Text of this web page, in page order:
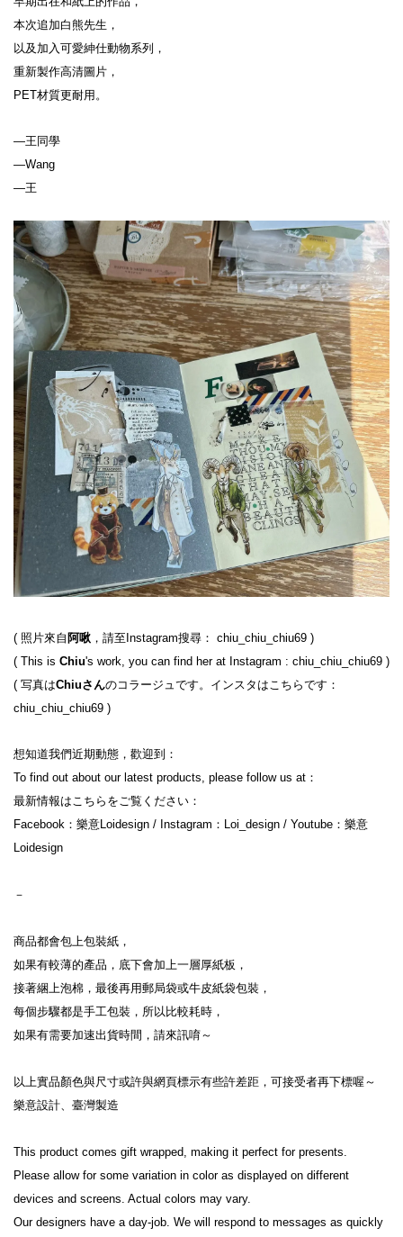
本次追加白熊先生，
以及加入可愛紳仕動物系列，
重新製作高清圖片，
PET材質更耐用。
—王同學
—Wang
—王
( 照片來自 阿啾 ，請至Instagram搜尋： chiu_chiu_chiu69 )
( This is Chiu's work, you can find her at Instagram : chiu_chiu_chiu69 )
( 写真はChiuさんのコラージュです。インスタはこちらです：
chiu_chiu_chiu69 )
想知道我們近期動態，歡迎到：
To find out about our latest products, please follow us at：
最新情報はこちらをご覧ください：
Facebook：樂意Loidesign / Instagram：Loi_design / Youtube：樂意
Loidesign
－
商品都會包上包裝紙，
如果有較薄的產品，底下會加上一層厚紙板，
接著綑上泡棉，最後再用郵局袋或牛皮紙袋包裝，
每個步驟都是手工包裝，所以比較耗時，
如果有需要加速出貨時間，請來訊唷～
以上實品顏色與尺寸或許與網頁標示有些許差距，可接受者再下標喔～
樂意設計、臺灣製造
This product comes gift wrapped, making it perfect for presents.
Please allow for some variation in color as displayed on different
devices and screens. Actual colors may vary.
Our designers have a day-job. We will respond to messages as quickly